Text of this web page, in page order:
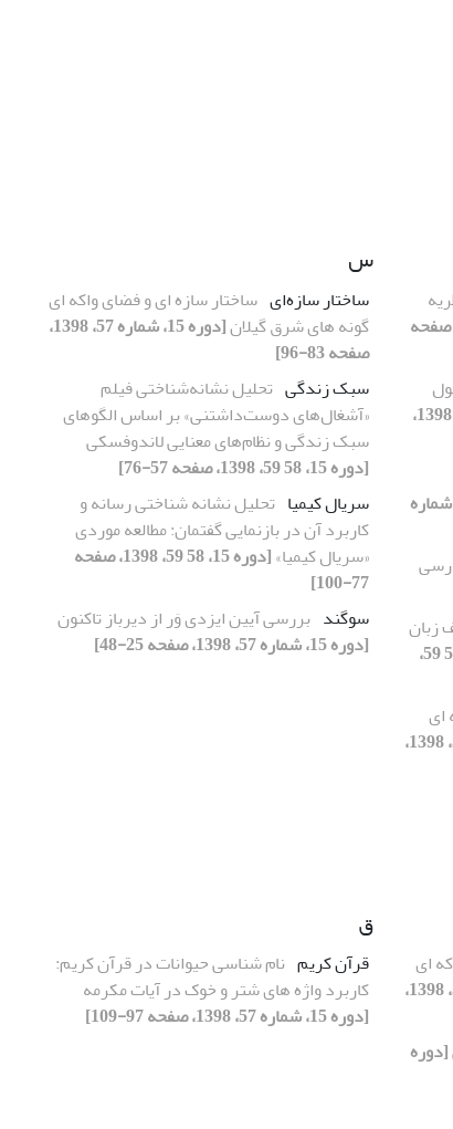
58 59، 1398، صفحه
[دوره 15، 58 59، 1398،
15، شماره
زبان
[دوره 15، 58 59،
ای
[دوره 15، شماره 57، 1398،
س
ساختار سازه‌ای ساختار سازه ای و فضای واکه ای
گونه های شرق گیلان
[دوره 15، شماره 57، 1398،
صفحه 83-96]
سبک زندگی تحلیل نشانه‌شناختی فیلم
«آشغال‌های دوست‌داشتنی» بر اساس الگوهای
سبک زندگی و نظام‌های معنایی لاندوفسکی
[دوره 15، 58 59، 1398، صفحه 57-76]
سریال کیمیا تحلیل نشانه شناختی رسانه و
کاربرد آن در بازنمایی گفتمان: مطالعه موردی
«سریال کیمیا»
[دوره 15، 58 59، 1398، صفحه
77-100]
سوگند بررسی آیین ایزدی وَر از دیرباز تاکنون
[دوره 15، شماره 57، 1398، صفحه 25-48]
ای
[دوره 15، شماره 57، 1398،
[دوره
ق
قرآن کریم نام شناسی حیوانات در قرآن کریم:
کاربرد واژه های شتر و خوک در آیات مکرمه
[دوره 15، شماره 57، 1398، صفحه 97-109]